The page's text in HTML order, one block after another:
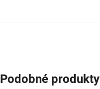
Podobné produkty